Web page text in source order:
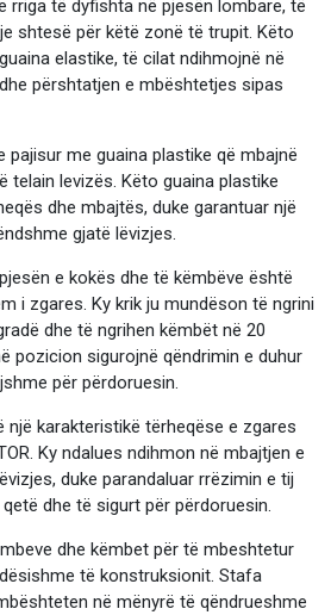
rriga të dyfishta në pjesën lombare, të
shtesë për këtë zonë të trupit. Këto
elastike, të cilat ndihmojnë në
përshtatjen e mbështetjes sipas
pajisur me guaina plastike që mbajnë
telain levizës. Këto guaina plastike
dhe mbajtës, duke garantuar një
gjatë lëvizjes.
e kokës dhe të këmbëve është
i zgares. Ky krik ju mundëson të ngrini
dhe të ngrihen këmbët në 20
pozicion sigurojnë qëndrimin e duhur
për përdoruesin.
një karakteristikë tërheqëse e zgares
Ky ndalues ndihmon në mbajtjen e
duke parandaluar rrëzimin e tij
dhe të sigurt për përdoruesin.
dhe këmbet për të mbeshtetur
të konstruksionit. Stafa
në mënyrë të qëndrueshme